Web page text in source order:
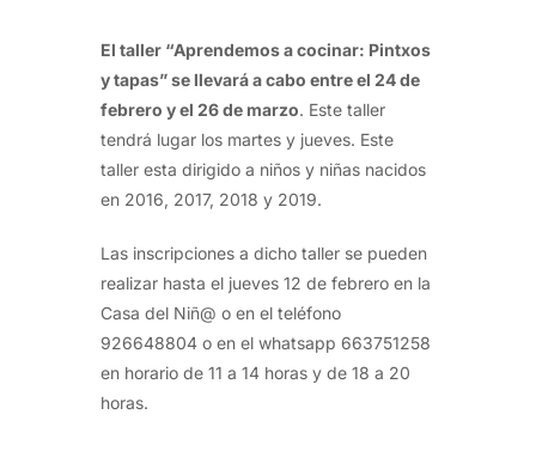
El taller “Aprendemos a cocinar: Pintxos
y tapas”se llevará a cabo entre el 24 de
febrero y el 26 de marzo. Este taller
tendrá lugar los martes y jueves. Este
taller esta dirigido a niños y niñas nacidos
en 2016, 2017, 2018 y 2019.
Las inscripciones a dicho taller se pueden
realizar hasta el jueves 12 de febrero en la
Casa del Niñ@ o en el teléfono
926648804 o en el whatsapp 663751258
en horario de 11 a 14 horas y de 18 a 20
horas.